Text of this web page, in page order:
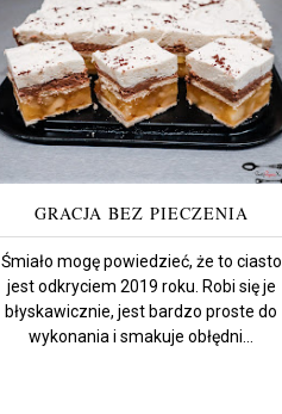
GRACJA BEZ PIECZENIA
Śmiało mogę powiedzieć, że to ciasto
jest odkryciem 2019 roku. Robi się je
błyskawicznie, jest bardzo proste do
wykonania i smakuje obłędni...